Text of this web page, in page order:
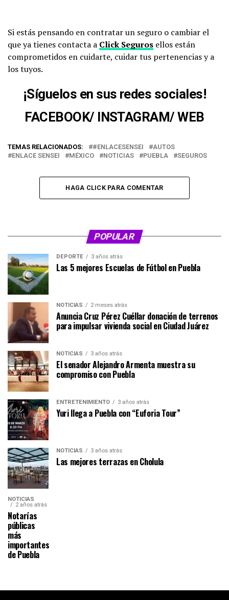
Si estás pensando en contratar un seguro o cambiar el
que ya tienes contacta a Click Seguros ellos están
comprometidos en cuidarte, cuidar tus pertenencias y a
los tuyos.
¡Síguelos en sus redes sociales!
FACEBOOK/ INSTAGRAM/WEB
TEMAS RELACIONADOS: #ENLACESENSEI
AUTOS
ENLACE SENSEI
MÉXICO NOTICIAS PUEBLA SEGUROS
HAGA CLICK PARA COMENTAR
POPULAR
DEPORTE 3 años atrás
Las 5 mejores Escuelas de Fútbol en Puebla
NOTICIAS 2 meses atrás
Anuncia Cruz Pérez Cuéllar donación de terrenos
para impulsar vivienda social en Ciudad Juárez
NOTICIAS 3 años atrás
El senador Alejandro Armenta muestra su
compromiso con Puebla
ENTRETENIMIENTO 3 años atrás
Yuri llega a Puebla con “Euforia Tour”
NOTICIAS 3 años atrás
Las mejores terrazas en Cholula
NOTICIAS
2 años atrás
Notarías
públicas
más
importantes
de Puebla